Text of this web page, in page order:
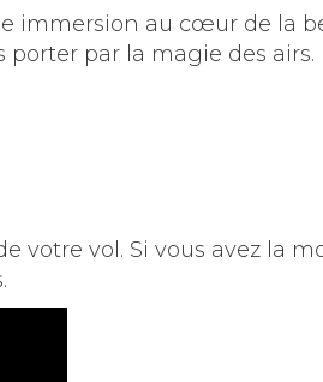
immersion au cœur de la
porter par la magie des airs.
votre vol. Si vous avez la